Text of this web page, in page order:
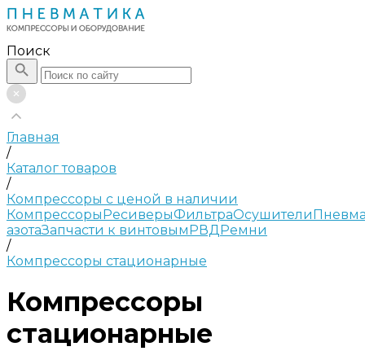
Поиск
Главная
/
Каталог товаров
/
Компрессоры с ценой в наличии
КомпрессорыРесиверыФильтраОсушители
азотаЗапчасти к винтовымРВДРемни
/
Компрессоры стационарные
Компрессоры
стационарные